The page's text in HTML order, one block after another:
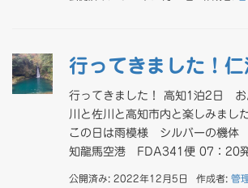
行ってきました！
行ってきました！ 高知1泊2日
川と佐川と高知市内と楽しみまし
この日は雨模様 シルバーの機体
知龍馬空港 FDA341便 07：20
公開済み: 2022年12月5日 作成者: 管